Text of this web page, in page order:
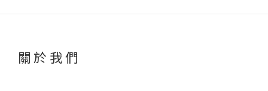
關於我們